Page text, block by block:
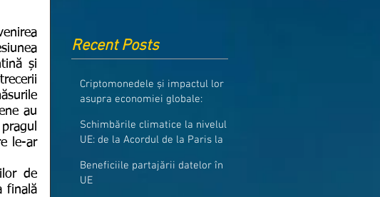
și
au
le-ar
finală
Recent Posts
Criptomonedele și impactul lor
asupra economiei globale:
Schimbările climatice la nivelul
UE: de la Acordul de la Paris la
Beneficiile partajării datelor în
UE